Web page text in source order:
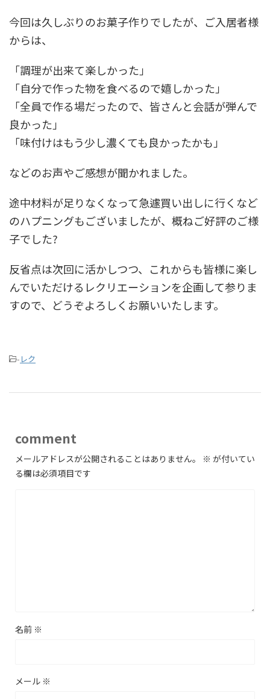
今回は久しぶりのお菓子作りでしたが、ご入居者様
からは、
「調理が出来て楽しかった」
「自分で作った物を食べるので嬉しかった」
「全員で作る場だったので、皆さんと会話が弾んで
良かった」
「味付けはもう少し濃くても良かったかも」
などのお声やご感想が聞かれました。
途中材料が足りなくなって急遽買い出しに行くなど
のハプニングもございましたが、概ねご好評のご様
子でした?
反省点は次回に活かしつつ、これからも皆様に楽し
んでいただけるレクリエーションを企画して参りま
すので、どうぞよろしくお願いいたします。
- レク
comment
メールアドレスが公開されることはありません。 ※ が付いてい
る欄は必須項目です
名前 ※
メール ※